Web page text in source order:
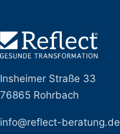
Insheimer Straße 33
76865 Rohrbach
info@reflect-beratung.de